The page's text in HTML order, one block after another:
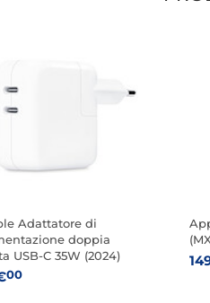
Adattatore di
doppia
USB-C 35W (2024)
00